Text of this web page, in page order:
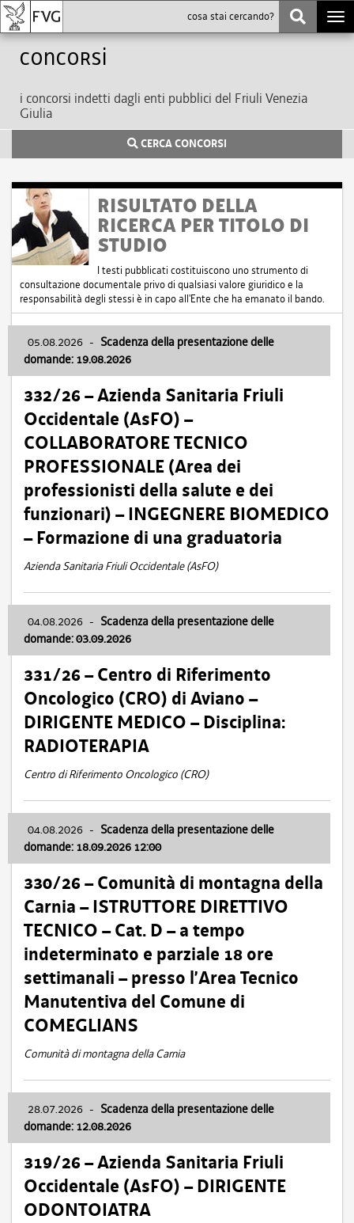
Concorsi
i concorsi indetti dagli enti pubblici del Friuli Venezia
Giulia
CERCA CONCORSI
RISULTATO DELLA
RICERCA PER TITOLO DI
STUDIO
I testi pubblicati costituiscono uno strumento di
consultazione documentale privo di qualsiasi valore giuridico e la
responsabilità degli stessi è in capo all'Ente che ha emanato il bando.
05.08.2026 - Scadenza della presentazione delle
domande: 19.08.2026
332/26 – Azienda Sanitaria Friuli
Occidentale (AsFO) –
COLLABORATORE TECNICO
PROFESSIONALE (Area dei
professionisti della salute e dei
funzionari) – INGEGNERE BIOMEDICO
– Formazione di una graduatoria
Azienda Sanitaria Friuli Occidentale (AsFO)
04.08.2026 - Scadenza della presentazione delle
domande: 03.09.2026
331/26 – Centro di Riferimento
Oncologico (CRO) di Aviano –
DIRIGENTE MEDICO – Disciplina:
RADIOTERAPIA
Centro di Riferimento Oncologico (CRO)
04.08.2026 - Scadenza della presentazione delle
domande: 18.09.2026 12:00
330/26 – Comunità di montagna della
Carnia – ISTRUTTORE DIRETTIVO
TECNICO – Cat. D – a tempo
indeterminato e parziale 18 ore
settimanali – presso l’Area Tecnico
Manutentiva del Comune di
COMEGLIANS
Comunità di montagna della Carnia
28.07.2026 - Scadenza della presentazione delle
domande: 12.08.2026
319/26 – Azienda Sanitaria Friuli
Occidentale (AsFO) – DIRIGENTE
ODONTOIATRA